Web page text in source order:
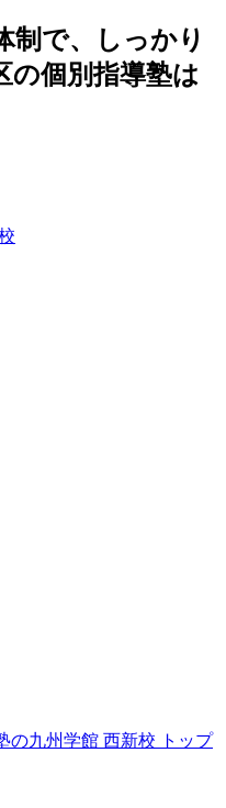
制で、しっかり
の個別指導塾は
の九州学館 西新校 トップ